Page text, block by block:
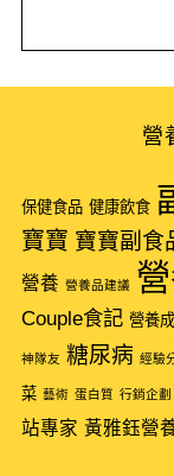
營
保健食品 健康飲食
寶寶 寶寶副食
營養 營養品建議
Couple食記 營養
神隊友 糖尿病 經驗
菜 藝術 蛋白質 行銷企劃
站專家 黃雅鈺營